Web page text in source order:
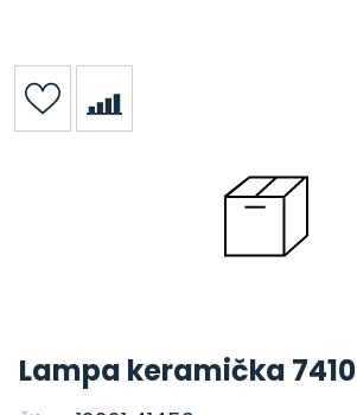
Lampa keramička 7410